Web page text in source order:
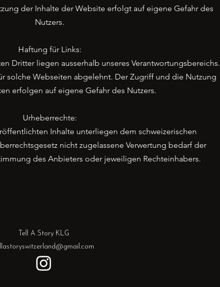
der Inhalte der Website erfolgt auf eigene Gefahr des
Nutzers.
Haftung für Links:
Dritter liegen ausserhalb unseres Verantwortungsbereichs.
solche Webseiten abgelehnt. Der Zugriff und die Nutzung
erfolgen auf eigene Gefahr des Nutzers.
Urheberrechte:
Inhalte unterliegen dem schweizerischen
nicht zugelassene Verwertung bedarf der
des Anbieters oder jeweiligen Rechteinhabers.
Tell A Story KLG